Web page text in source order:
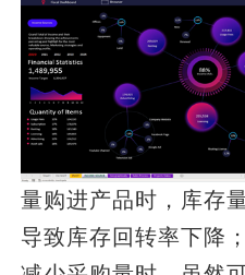
量购进产品时，库存
导致库存回转率下降